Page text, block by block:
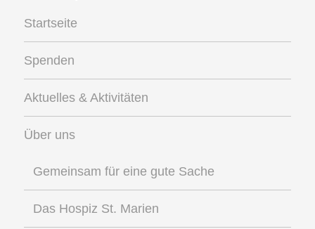
Startseite
Spenden
Aktuelles & Aktivitäten
Über uns
Gemeinsam für eine gute Sache
Das Hospiz St. Marien